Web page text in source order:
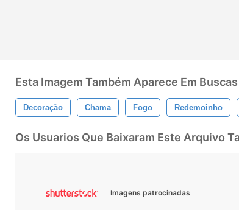
Esta Imagem Também Aparece Em Buscas
Decoração Chama Fogo Redemoinho
Os Usuarios Que Baixaram Este Arquivo
Imagens patrocinadas